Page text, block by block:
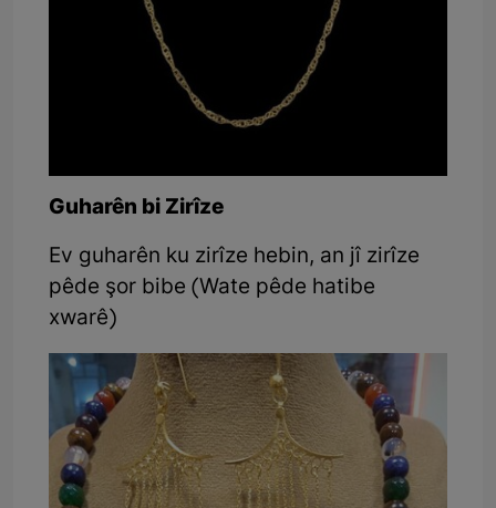
Guharên bi Zirîze
Ev guharên ku zirîze hebin, an jî zirîze
pêde şor bibe (Wate pêde hatibe
xwarê)